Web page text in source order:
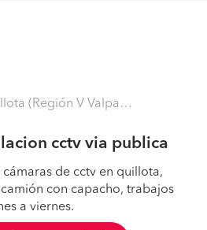
(Región V Valparaíso - Quillota)
cctv via publica
de cctv en quillota,
con capacho, trabajos
a viernes.